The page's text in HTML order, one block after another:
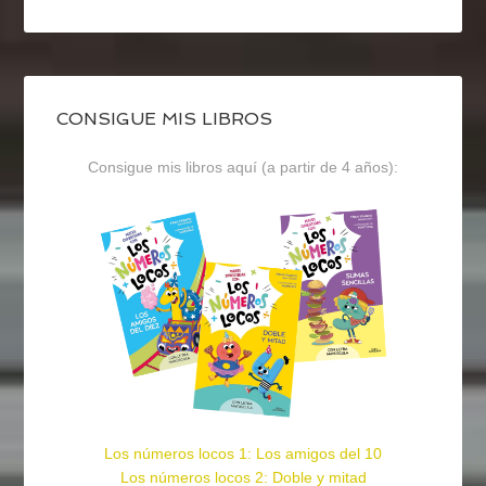
CONSIGUE MIS LIBROS
Consigue mis libros aquí (a partir de 4 años):
Los números locos 1: Los amigos del 10
Los números locos 2: Doble y mitad